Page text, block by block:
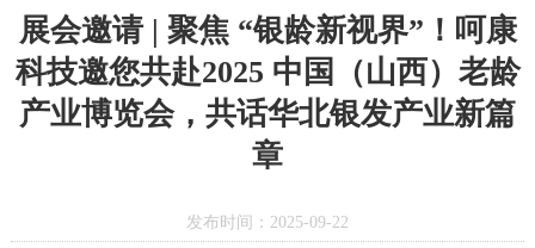
展会邀请 | 聚焦 “银龄新视界”！呵康
科技邀您共赴2025 中国（山西）老龄
产业博览会，共话华北银发产业新篇
章
发布时间：2025-09-22